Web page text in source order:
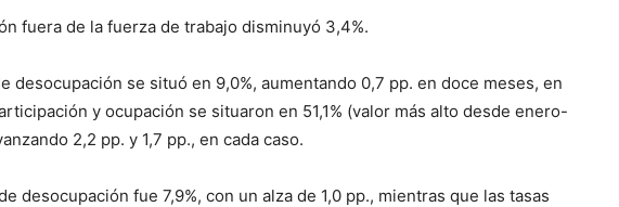
fuera de la fuerza de trabajo disminuyó 3,4%.
desocupación se situó en 9,0%, aumentando 0,7 pp. en doce meses, en
y ocupación se situaron en 51,1% (valor más alto desde enero-
2,2 pp. y 1,7 pp., en cada caso.
desocupación fue 7,9%, con un alza de 1,0 pp., mientras que las tasas